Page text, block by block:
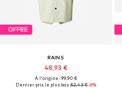
OFFRE
RAINS
48,93 €
À l'origine : 99,90 €
Dernier prix le plus bas :52,43 €-6%